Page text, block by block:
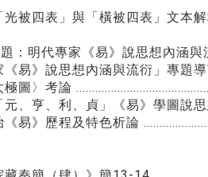
被四表」與「橫被四表」文本
：明代專家《易》說思想內涵與
易》說思想內涵與流衍」專題導
圖〉考論
、亨、利、貞」《易》學圖說思
易》歷程及特色析論